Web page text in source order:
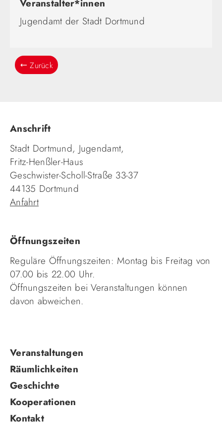
Veranstalter*innen
Jugendamt der Stadt Dortmund
Zurück
Anschrift
Stadt Dortmund, Jugendamt,
Fritz-Henßler-Haus
Geschwister-Scholl-Straße 33-37
44135 Dortmund
Anfahrt
Öffnungszeiten
Reguläre Öffnungszeiten: Montag bis Freitag von
07.00 bis 22.00 Uhr.
Öffnungszeiten bei Veranstaltungen können
davon abweichen.
Navigation
überspringen
Veranstaltungen
Räumlichkeiten
Geschichte
Kooperationen
Kontakt